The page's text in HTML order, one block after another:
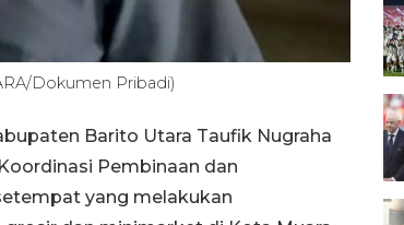
Dokumen Pribadi)
Barito Utara Taufik Nugraha
Pembinaan dan
yang melakukan